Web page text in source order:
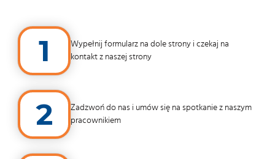
1
Wypełnij formularz na dole strony i czekaj na
kontakt z naszej strony
2
Zadzwoń do nas i umów się na spotkanie z naszym
pracownikiem